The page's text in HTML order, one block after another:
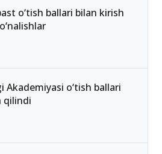
o‘tish ballari bilan kirish
Akademiyasi o‘tish ballari
qilindi